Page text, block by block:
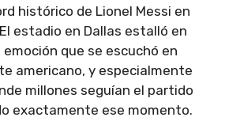
histórico de Lionel Messi en
estadio en Dallas estalló en
que se escuchó en
americano, y especialmente
millones seguían el partido
exactamente ese momento.